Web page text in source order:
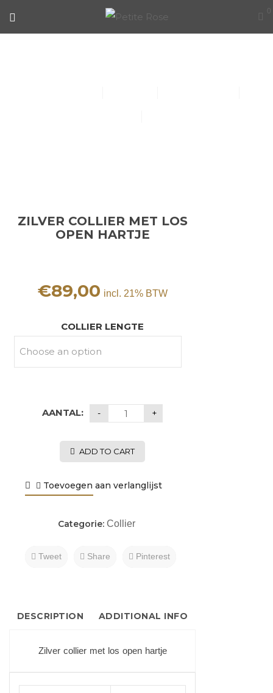
0
ZILVER COLLIER MET LOS
OPEN HARTJE
€89,00 incl. 21% BTW
COLLIER LENGTE
AANTAL:
ADD TO CART
Toevoegen aan verlanglijst
Categorie: Collier
Tweet Share Pinterest
DESCRIPTION ADDITIONAL INFO
Zilver collier met los open hartje